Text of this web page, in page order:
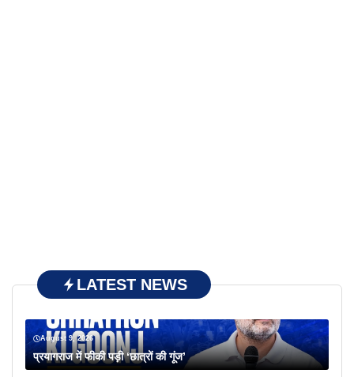
LATEST NEWS
August 9, 2026
प्रयागराज में फीकी पड़ी ‘छात्रों की गूंज’